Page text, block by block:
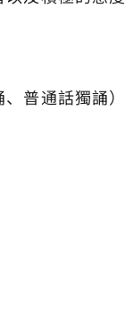
普通話獨誦